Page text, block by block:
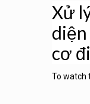
Xử
diện
cơ
To watch